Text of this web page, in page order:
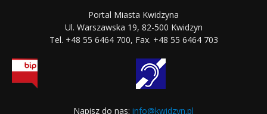
Portal Miasta Kwidzyna
Ul. Warszawska 19, 82-500 Kwidzyn
Tel. +48 55 6464 700, Fax. +48 55 6464 703
Napisz do nas: info@kwidzyn.pl